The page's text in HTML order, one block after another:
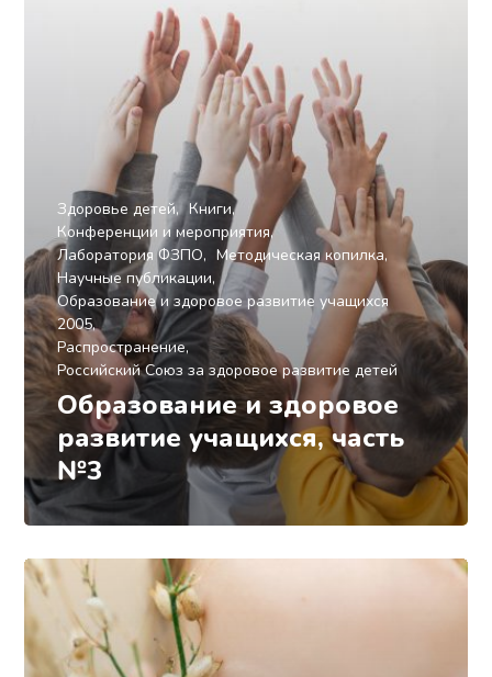
Здоровье детей
Книги
Конференции и мероприятия
Лаборатория ФЗПО
Методическая копилка
Научные публикации
Образование и здоровое развитие учащихся
2005
Распространение
Российский Союз за здоровое развитие детей
Образование и здоровое
развитие учащихся, часть
№3